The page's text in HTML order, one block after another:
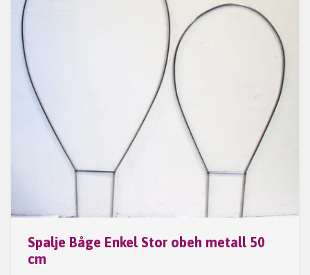
Spalje Båge Enkel Stor obeh metall 50
cm